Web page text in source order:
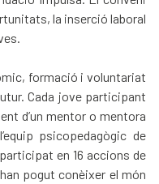
la inserció laboral
formació i voluntariat
Cada jove participant
d’un mentor o mentora
psicopedagògic de
en 16 accions de
pogut conèixer el món